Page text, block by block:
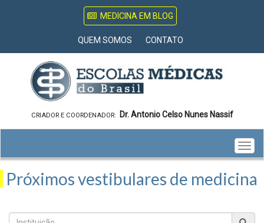
MEDICINA EM BLOG
QUEM SOMOS CONTATO
CRIADOR E COORDENADOR: Dr. Antonio Celso Nunes Nassif
Próximos vestibulares de medicina